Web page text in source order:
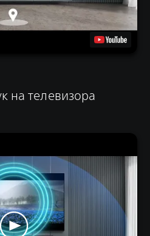
на телевизора